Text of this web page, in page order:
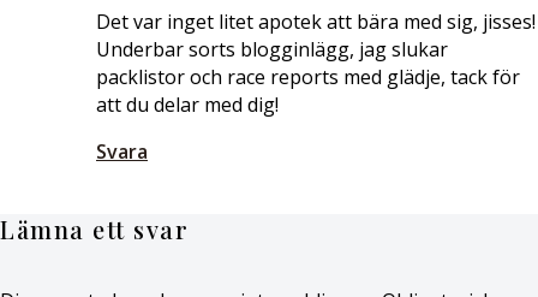
Det var inget litet apotek att bära med sig, jisses!
Underbar sorts blogginlägg, jag slukar
packlistor och race reports med glädje, tack för
att du delar med dig!
Svara
Lämna ett svar